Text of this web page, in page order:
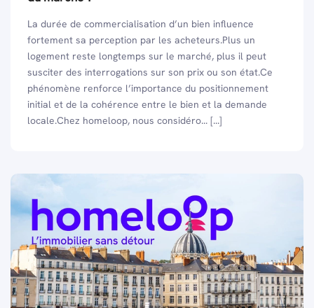
La durée de commercialisation d’un bien influence
fortement sa perception par les acheteurs.Plus un
logement reste longtemps sur le marché, plus il peut
susciter des interrogations sur son prix ou son état.Ce
phénomène renforce l’importance du positionnement
initial et de la cohérence entre le bien et la demande
locale.Chez homeloop, nous considéro... [...]